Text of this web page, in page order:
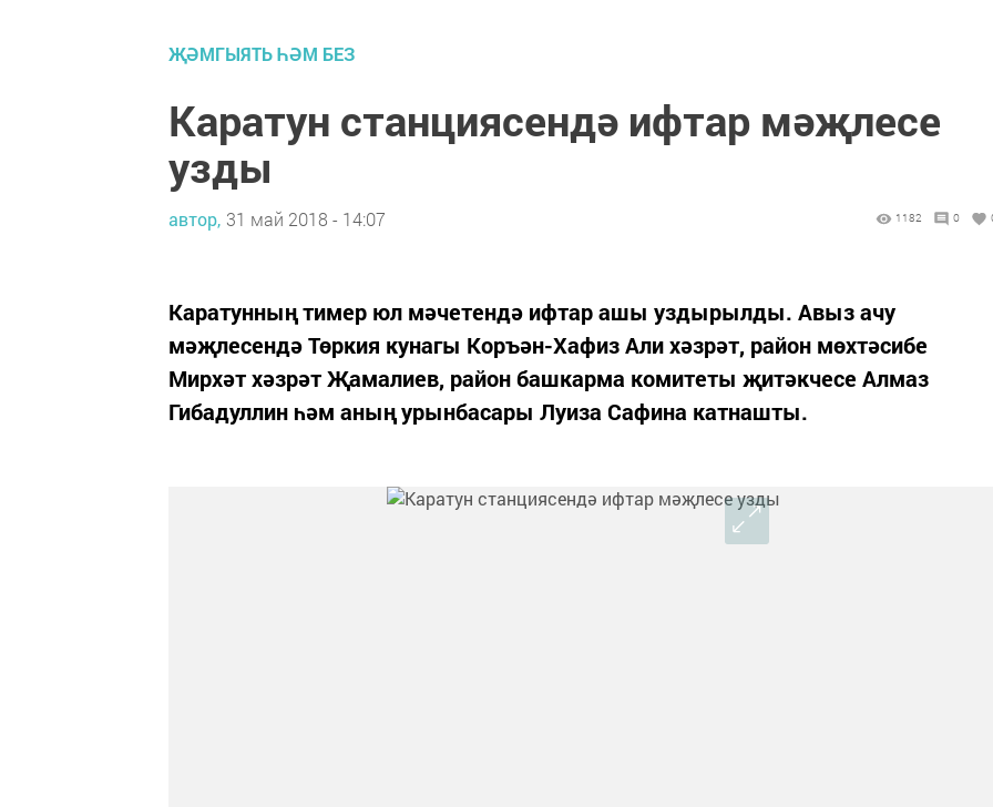
ҖӘМГЫЯТЬ ҺӘМ БЕЗ
Каратун станциясендә ифтар мәҗлесе
узды
автор, 31 май 2018 - 14:07 1182 0
Каратунның тимер юл мәчетендә ифтар ашы уздырылды. Авыз ачу
мәҗлесендә Төркия кунагы Коръән-Хафиз Али хәзрәт, район мөхтәсибе
Мирхәт хәзрәт Җамалиев, район башкарма комитеты җитәкчесе Алмаз
Гибадуллин һәм аның урынбасары Луиза Сафина катнашты.